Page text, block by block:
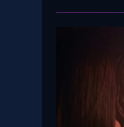
11 Luglio, 2022